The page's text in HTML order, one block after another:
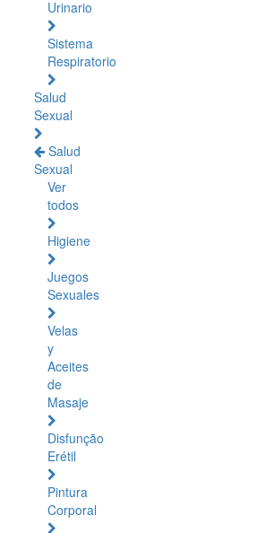
Urinario
Sistema
Respiratorio
Salud
Sexual
Salud
Sexual
Ver
todos
Higiene
Juegos
Sexuales
Velas
y
Aceites
de
Masaje
Disfunção
Erétil
Pintura
Corporal